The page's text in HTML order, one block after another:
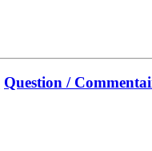
Question /